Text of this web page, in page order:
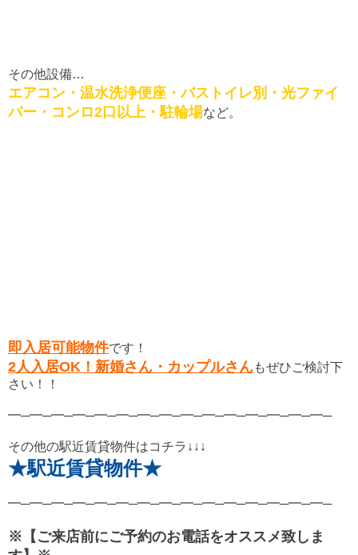
その他設備…
エアコン・温水洗浄便座・バストイレ別・光ファイ
バー・コンロ2口以上・駐輪場など。
即入居可能物件です！
2人入居OK！新婚さん・カップルさんもぜひご検討下
さい！！
━─━─━─━─━─━─━─━─━─━─━─━─━─━─━─
その他の駅近賃貸物件はコチラ↓↓↓
★駅近賃貸物件★
━─━─━─━─━─━─━─━─━─━─━─━─━─━─━─
※【ご来店前にご予約のお電話をオススメ致しま